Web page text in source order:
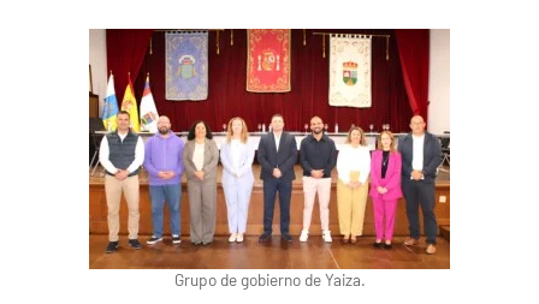
Grupo de gobierno de Yaiza.